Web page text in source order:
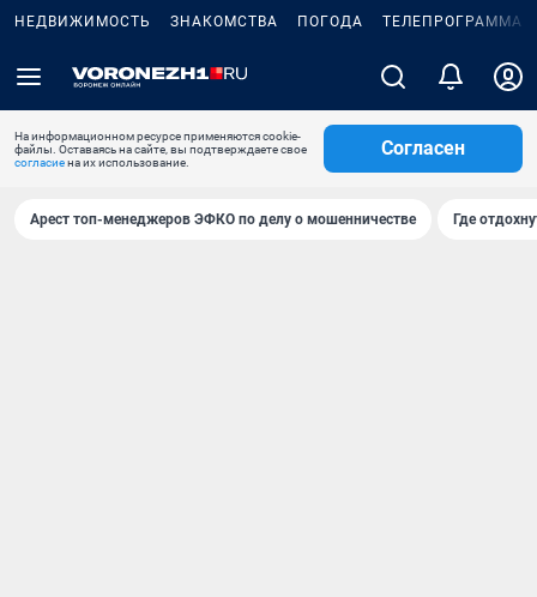
НЕДВИЖИМОСТЬ ЗНАКОМСТВА ПОГОДА ТЕЛЕПРОГРАММА
На информационном ресурсе применяются cookie-
файлы. Оставаясь на сайте, вы подтверждаете свое
согласиена их использование.
Согласен
Арест топ-менеджеров ЭФКО по делу о мошенничестве Где